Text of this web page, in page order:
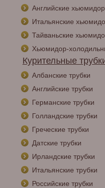
Английские
Итальянские
Тайваньские
Хьюмидор-
Курительные
Албанские трубки
Английские трубки
Германские трубки
Голландские трубки
Греческие трубки
Датские трубки
Ирландские трубки
Итальянские трубки
Российские трубки
Gentili
на 70 сигар,
Elm Dome
Хьюмидор